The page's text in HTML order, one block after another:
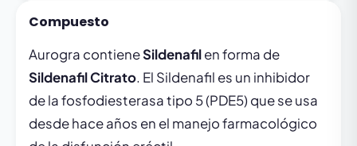
Compuesto
Aurogra contieneSildenafilen forma de
Sildenafil Citrato. El Sildenafil es un inhibidor
de la fosfodiesterasa tipo 5 (PDE5) que se usa
desde hace años en el manejo farmacológico